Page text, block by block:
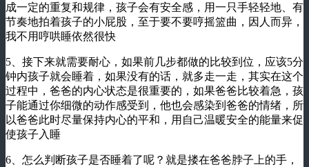
成一定的重复和规律，孩子会有安全感，用一只手轻轻地、有
节奏地拍着孩子的小屁股，至于要不要哼摇篮曲，因人而异，
我不用哼哄睡依然很快
5、接下来就需要耐心，如果前几步都做的比较到位，应该5分
钟内孩子就会睡着，如果没有的话，就多走一走，其实在这个
过程中，爸爸的内心状态是很重要的，如果爸爸比较着急，孩
子能通过你细微的动作感受到，他也会感染到爸爸的情绪，所
以爸爸此时尽量保持内心的平和，用自己温暖安全的能量来促
使孩子入睡
6、怎么判断孩子是否睡着了呢？就是搂在爸爸脖子上的手，